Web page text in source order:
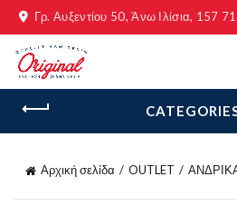
Γρ. Αυξεντίου 50, Άνω Ιλίσια, 157 71
Αρχική σελίδα OUTLET